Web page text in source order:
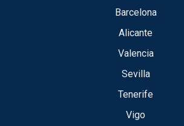
Barcelona
Alicante
Valencia
Sevilla
Tenerife
Vigo